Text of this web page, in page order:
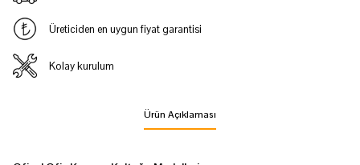
Üreticiden en uygun fiyat garantisi
Kolay kurulum
Ürün Açıklaması